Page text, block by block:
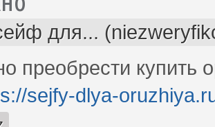
для...
преобрести купить
sejfy-dlya-